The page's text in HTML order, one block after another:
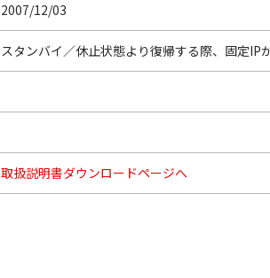
2007/12/03
スタンバイ／休止状態より復帰する際、固定IP
取扱説明書ダウンロードページへ